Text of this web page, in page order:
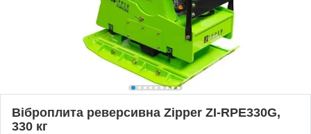
Віброплита реверсивна Zipper ZI-RPE330G,
330 кг